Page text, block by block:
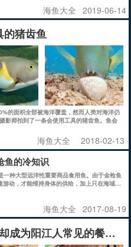
海鱼大全 2019-06-14
的猪齿鱼
的面积全部被海洋覆盖，然而人类对海洋仍
影师拍到了一条会使用工具的猪齿鱼。鱼会
海鱼大全 2018-02-13
鱼的冷知识
一种大型远洋性重要商品食用鱼。由于金枪鱼
游动，才能维持身体的供给，加上只在海域深
海鱼大全 2017-08-19
成为阳江人常见的餐桌美